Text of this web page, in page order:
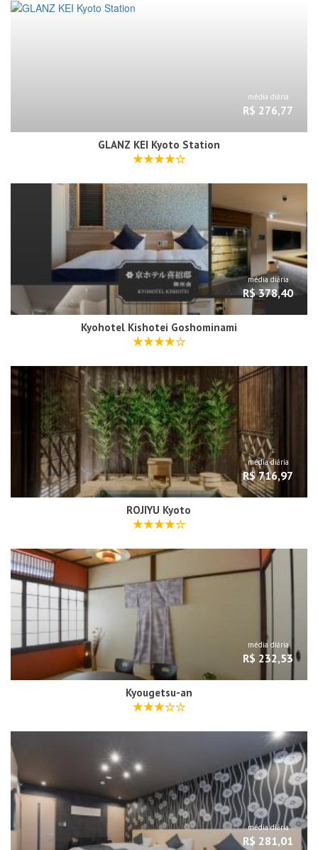
média diária
R$ 276,77
GLANZ KEI Kyoto Station
média diária
R$ 378,40
Kyohotel Kishotei Goshominami
média diária
R$ 716,97
ROJIYU Kyoto
média diária
R$ 232,53
Kyougetsu-an
média diária
R$ 281,01